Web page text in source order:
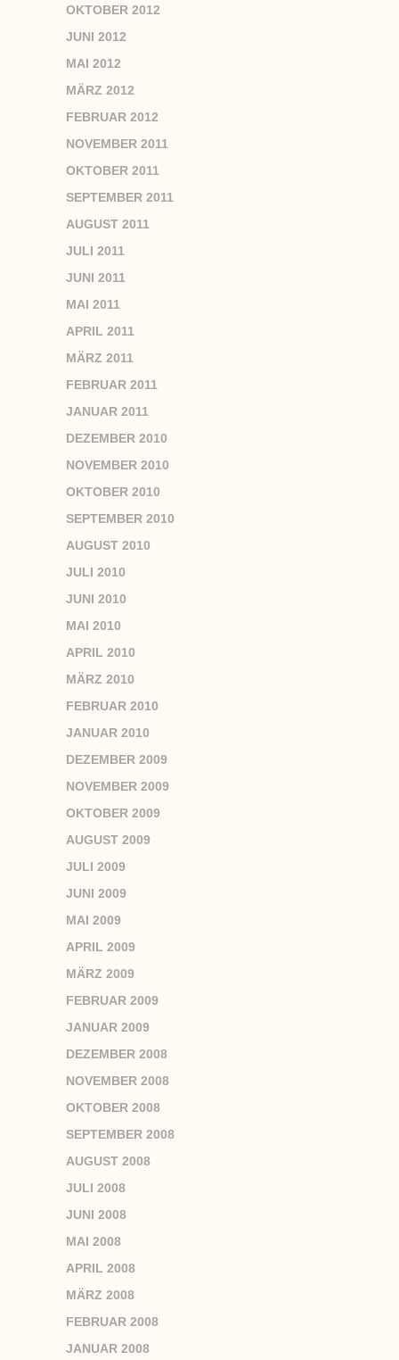
OKTOBER 2012
JUNI 2012
MAI 2012
MÄRZ 2012
FEBRUAR 2012
NOVEMBER 2011
OKTOBER 2011
SEPTEMBER 2011
AUGUST 2011
JULI 2011
JUNI 2011
MAI 2011
APRIL 2011
MÄRZ 2011
FEBRUAR 2011
JANUAR 2011
DEZEMBER 2010
NOVEMBER 2010
OKTOBER 2010
SEPTEMBER 2010
AUGUST 2010
JULI 2010
JUNI 2010
MAI 2010
APRIL 2010
MÄRZ 2010
FEBRUAR 2010
JANUAR 2010
DEZEMBER 2009
NOVEMBER 2009
OKTOBER 2009
AUGUST 2009
JULI 2009
JUNI 2009
MAI 2009
APRIL 2009
MÄRZ 2009
FEBRUAR 2009
JANUAR 2009
DEZEMBER 2008
NOVEMBER 2008
OKTOBER 2008
SEPTEMBER 2008
AUGUST 2008
JULI 2008
JUNI 2008
MAI 2008
APRIL 2008
MÄRZ 2008
FEBRUAR 2008
JANUAR 2008